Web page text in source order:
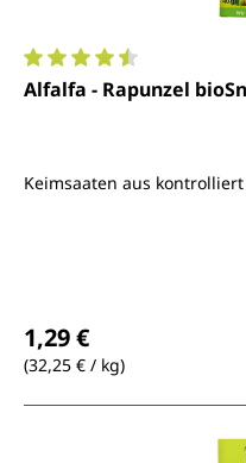
Durchschnittliche
Alfalfa - Rapunzel
Keimsaaten aus
1,29 €
(32,25 € / kg)